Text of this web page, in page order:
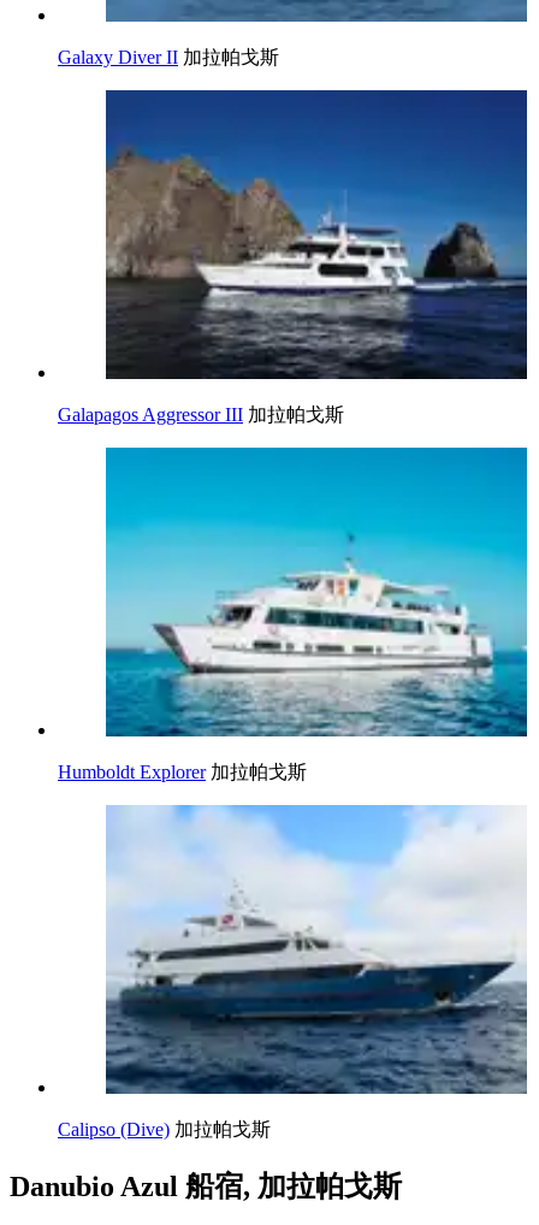
Galaxy Diver II 加拉帕戈斯
Galapagos Aggressor III 加拉帕戈斯
Humboldt Explorer 加拉帕戈斯
Calipso (Dive) 加拉帕戈斯
Danubio Azul 船宿, 加拉帕戈斯